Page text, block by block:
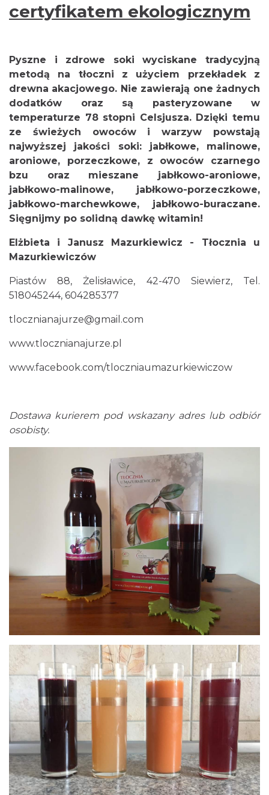
certyfikatem ekologicznym
Pyszne i zdrowe soki wyciskane tradycyjną
metodą na tłoczni z użyciem przekładek z
drewna akacjowego. Nie zawierają one żadnych
dodatków oraz są pasteryzowane w
temperaturze 78 stopni Celsjusza. Dzięki temu
ze świeżych owoców i warzyw powstają
najwyższej jakości soki: jabłkowe, malinowe,
aroniowe, porzeczkowe, z owoców czarnego
bzu oraz mieszane jabłkowo-aroniowe,
jabłkowo-malinowe, jabłkowo-porzeczkowe,
jabłkowo-marchewkowe, jabłkowo-buraczane.
Sięgnijmy po solidną dawkę witamin!
Elżbieta i Janusz Mazurkiewicz - Tłocznia u
Mazurkiewiczów
Piastów 88, Żelisławice, 42-470 Siewierz, Tel.
518045244, 604285377
tlocznianajurze@gmail.com
www.tlocznianajurze.pl
www.facebook.com/tloczniaumazurkiewiczow
Dostawa kurierem pod wskazany adres lub odbiór
osobisty.